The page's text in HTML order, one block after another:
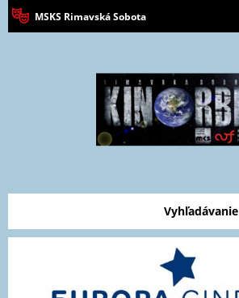
MSKS Rimavská Sobota
Vyhľadávanie